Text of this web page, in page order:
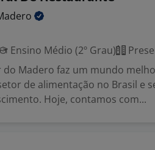
Ensino Médio (2º Grau)
Madero faz um mundo
de alimentação no Brasil e
Hoje, contamos com...